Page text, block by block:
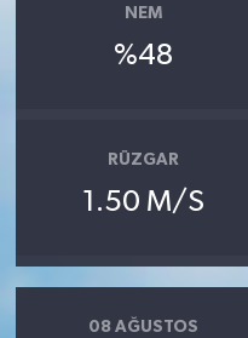
NEM
%48
RÜZGAR
1.50 M/S
08 AĞUSTOS